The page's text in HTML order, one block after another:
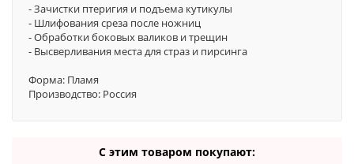
- Зачистки птеригия и подъема кутикулы
- Шлифования среза после ножниц
- Обработки боковых валиков и трещин
- Высверливания места для страз и пирсинга
Форма: Пламя
Производство: Россия
С этим товаром покупают: